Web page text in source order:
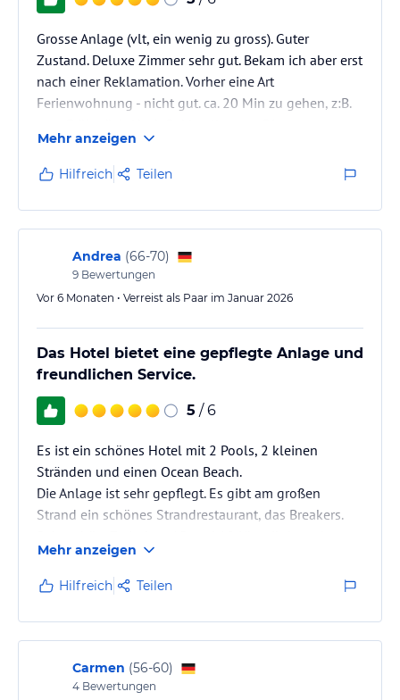
Babysitter-Service und einen Kinderspielplatz. Für Jugendliche
haben wir einen Junior-Club für Spiel und Spaß.
Simba’s Kids Club Oeffnungszeiten von 10 Uhr bis 17 Uhr
Sonstige Einrichtungen und Services
Hoteleinrichtungen
2 Pools, einer davon beheizt, ein Kinderpool
Privatstrand (1,2km) mit Liegestühlen, Sonnenschirmen und
Sandbox Strandbar
Kinderclub und Kinderspielplatz
Junior-Club (12-16 Jahre alt) mit Spielzimmer und Aktivitäten
Babysitter-Service vorhanden
Riesenschach
Amphitheater für bis zu 140 Personen
Tennisplatz
Beachvolleyball, Beachtennis und Beach-Fußball
Wassersport-Center (Eröffnung in Kürze)
WLAN (kostenfrei in den öffentlichen Bereichen – gegen Gebühr in
Zimmern und Suiten)
Kostenfreier Flughafentransfer verfügbar
Concierge-Service
Geldwechsel
Chemische Reinigung, Bügelservice und Wäscheservice
Buchladen und Souvenirshop
Parkplätze vor Ort, gratis
Grosse Anlage (vlt, ein wenig zu gross). Guter
Zustand. Deluxe Zimmer sehr gut. Bekam ich aber erst
nach einer Reklamation. Vorher eine Art
Ferienwohnung - nicht gut. ca. 20 Min zu gehen, z:B.
Reklamationen kamen des öfteren vor, wie andere
Gäste berichteten.
Mehr anzeigen
Hilfreich Teilen
Andrea (66-70)
9 Bewertungen
Vor 6 Monaten • Verreist als Paar im Januar 2026
Das Hotel bietet eine gepflegte Anlage und
freundlichen Service.
5 / 6
Es ist ein schönes Hotel mit 2 Pools, 2 kleinen
Stränden und einen Ocean Beach.
Die Anlage ist sehr gepflegt. Es gibt am großen
Strand ein schönes Strandrestaurant, das Breakers.
zwischendurch kleine Stände an denen man
Kleinigkeiten zu Essen bekommt. Alles sehr lecker.
Mehr anzeigen
Hilfreich Teilen
Carmen (56-60)
4 Bewertungen